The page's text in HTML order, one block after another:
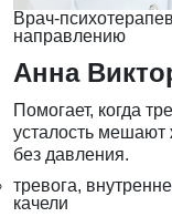
Врач-
направлению
Анна
Помогает, когда
усталость мешают
без давления.
тревога,
качели